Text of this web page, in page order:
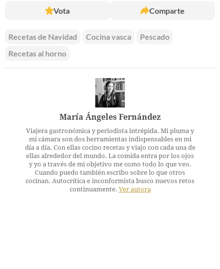
Vota Comparte
Recetas de Navidad Cocina vasca
Pescado
Recetas al horno
María Ángeles Fernández
Viajera gastronómica y periodista intrépida. Mi pluma y
mi cámara son dos herramientas indispensables en mi
día a día. Con ellas cocino recetas y viajo con cada una de
ellas alrededor del mundo. La comida entra por los ojos
y yo a través de mi objetivo me como todo lo que veo.
Cuando puedo también escribo sobre lo que otros
cocinan. Autocrítica e inconformista busco nuevos retos
continuamente. Ver autora